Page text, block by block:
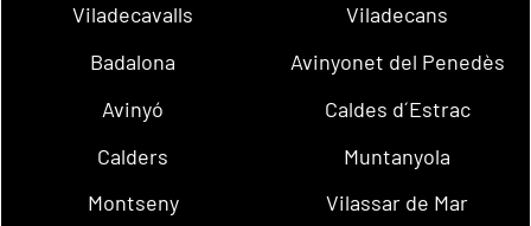
Viladecavalls
Viladecans
Badalona
Avinyonet del Penedès
Avinyó
Caldes d´Estrac
Calders
Muntanyola
Montseny
Vilassar de Mar